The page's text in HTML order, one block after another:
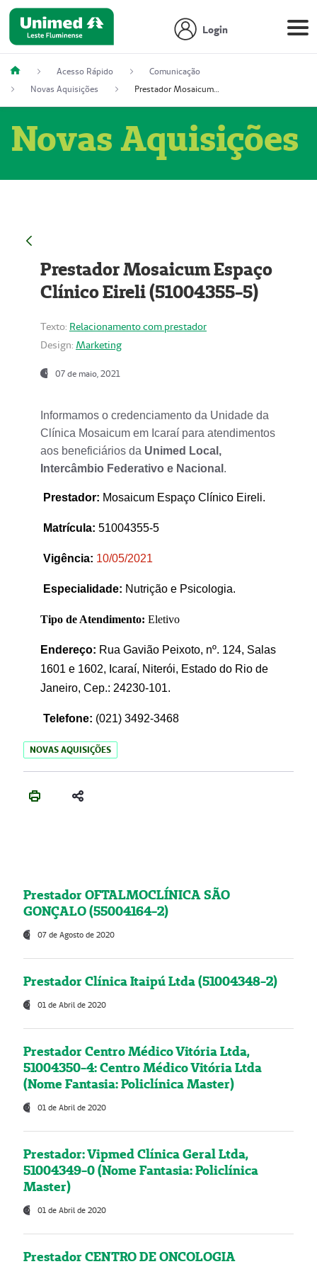
Login
Acesso Rápido
Comunicação
Novas Aquisições
Prestador Mosaicum Espaço Clínico Eireli (51004355-5)
Novas Aquisições
Prestador Mosaicum Espaço
Clínico Eireli (51004355-5)
Texto: Relacionamento com prestador
Design: Marketing
07 de maio, 2021
Informamos o credenciamento da Unidade da
Clínica Mosaicum em Icaraí para atendimentos
aos beneficiários da Unimed Local,
Intercâmbio Federativo e Nacional .
Prestador: Mosaicum Espaço Clínico Eireli.
Matrícula: 51004355-5
Vigência: 10/05/2021
Especialidade: Nutrição e Psicologia.
Tipo de Atendimento: Eletivo
Endereço: Rua Gavião Peixoto, nº. 124, Salas
1601 e 1602, Icaraí, Niterói, Estado do Rio de
Janeiro, Cep.: 24230-101.
Telefone: (021) 3492-3468
NOVAS AQUISIÇÕES
Prestador OFTALMOCLÍNICA SÃO
GONÇALO (55004164-2)
07 de Agosto de 2020
Prestador Clínica Itaipú Ltda (51004348-2)
01 de Abril de 2020
Prestador Centro Médico Vitória Ltda,
51004350-4: Centro Médico Vitória Ltda
(Nome Fantasia: Policlínica Master)
01 de Abril de 2020
Prestador: Vipmed Clínica Geral Ltda,
51004349-0 (Nome Fantasia: Policlínica
Master)
01 de Abril de 2020
Prestador CENTRO DE ONCOLOGIA